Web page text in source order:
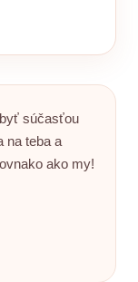
súčasťou
na teba a
ako my!